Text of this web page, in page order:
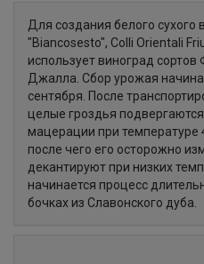
Для создания белого сухого
"Biancosesto", Colli Orientali
использует виноград
Джалла. Сбор урожая
сентября. После
целые гроздья
мацерации при температуре
после чего его осторожно
декантируют при низких
начинается процесс
бочках из Славонского дуба.